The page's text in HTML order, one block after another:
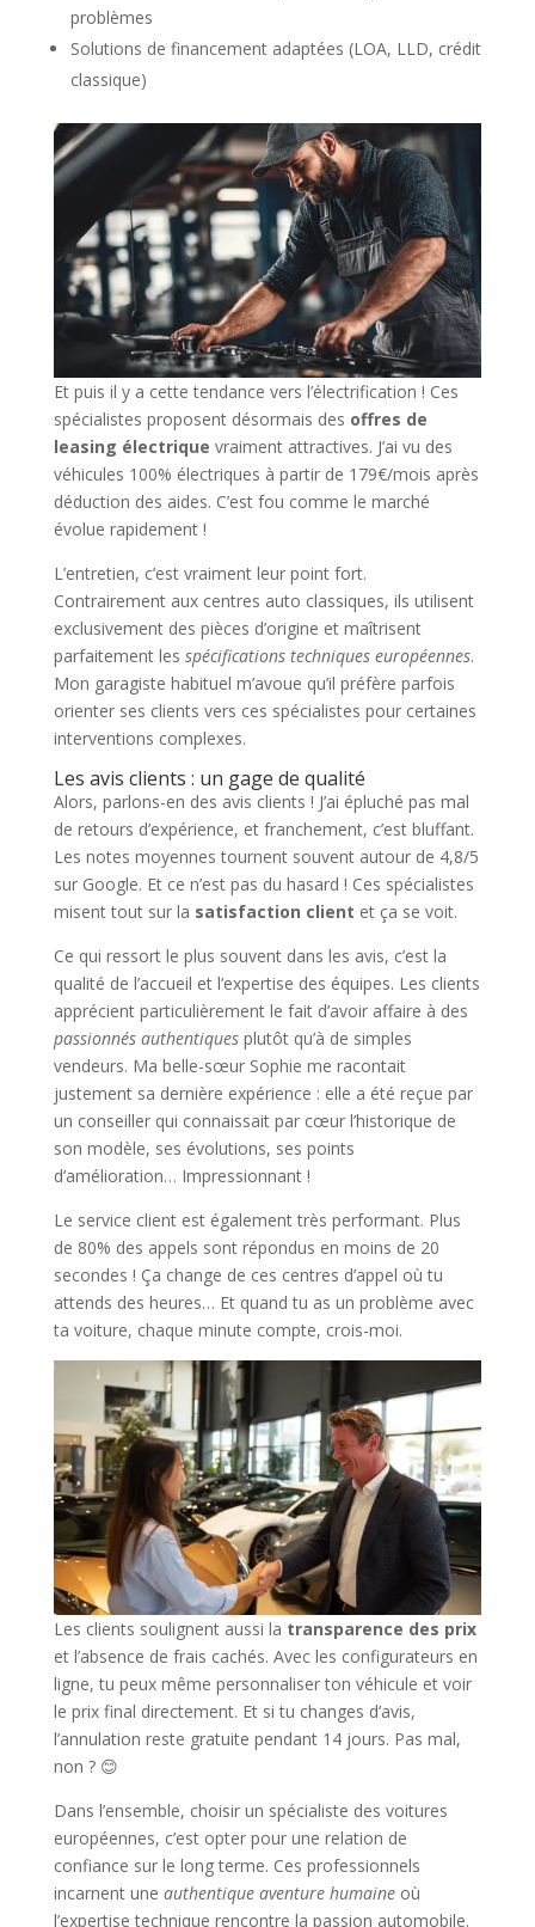
problèmes
Solutions de financement adaptées (LOA, LLD, crédit
classique)
Et puis il y a cette tendance vers l’électrification ! Ces
spécialistes proposent désormais des offres de
leasing électrique vraiment attractives. J’ai vu des
véhicules 100% électriques à partir de 179€/mois après
déduction des aides. C’est fou comme le marché
évolue rapidement !
L’entretien, c’est vraiment leur point fort.
Contrairement aux centres auto classiques, ils utilisent
exclusivement des pièces d’origine et maîtrisent
parfaitement les spécifications techniques européennes.
Mon garagiste habituel m’avoue qu’il préfère parfois
orienter ses clients vers ces spécialistes pour certaines
interventions complexes.
Les avis clients : un gage de qualité
Alors, parlons-en des avis clients ! J’ai épluché pas mal
de retours d’expérience, et franchement, c’est bluffant.
Les notes moyennes tournent souvent autour de 4,8/5
sur Google. Et ce n’est pas du hasard ! Ces spécialistes
misent tout sur la satisfaction client et ça se voit.
Ce qui ressort le plus souvent dans les avis, c’est la
qualité de l’accueil et l’expertise des équipes. Les clients
apprécient particulièrement le fait d’avoir affaire à des
passionnés authentiquesplutôt qu’à de simples
vendeurs. Ma belle-sœur Sophie me racontait
justement sa dernière expérience : elle a été reçue par
un conseiller qui connaissait par cœur l’historique de
son modèle, ses évolutions, ses points
d’amélioration… Impressionnant !
Le service client est également très performant. Plus
de 80% des appels sont répondus en moins de 20
secondes ! Ça change de ces centres d’appel où tu
attends des heures… Et quand tu as un problème avec
ta voiture, chaque minute compte, crois-moi.
Les clients soulignent aussi la transparence des prix
et l’absence de frais cachés. Avec les configurateurs en
ligne, tu peux même personnaliser ton véhicule et voir
le prix final directement. Et si tu changes d’avis,
l’annulation reste gratuite pendant 14 jours. Pas mal,
non ? 😊
Dans l’ensemble, choisir un spécialiste des voitures
européennes, c’est opter pour une relation de
confiance sur le long terme. Ces professionnels
incarnent une authentique aventure humaineoù
l’expertise technique rencontre la passion automobile.